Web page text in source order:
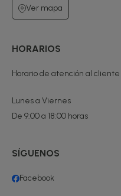
Ver mapa
HORARIOS
Horario de atención al cliente
Lunes a Viernes
De 9:00 a 18:00 horas
SÍGUENOS
Facebook